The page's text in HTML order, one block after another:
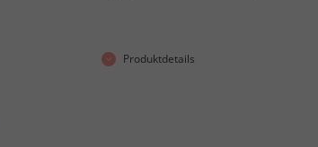
Produktdetails